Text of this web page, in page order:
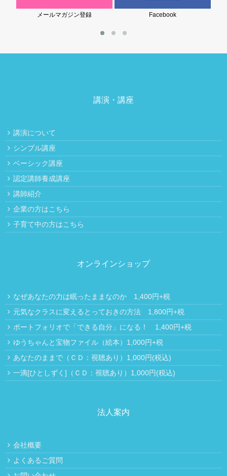
メールマガジン登録 Facebook
講演・講座
講演について
シンプル講座
ベーシック講座
認定講師養成講座
講師紹介
企業の方はこちら
子育て中の方はこちら
オンラインショップ
なぜあなたの力は眠ったままなのか 1,400円+税
元気なクラスに変えるとっておきの方法 1,800円+税
ポートフォリオで「できる自分」になる！ 1,400円+税
ゆうちゃんと宝物ファイル（絵本）1,000円+税
あなたのままで（ＣＤ：視聴あり）1,000円(税込)
一滴[ひとしずく]（ＣＤ：視聴あり）1,000円(税込)
法人案内
会社概要
よくあるご質問